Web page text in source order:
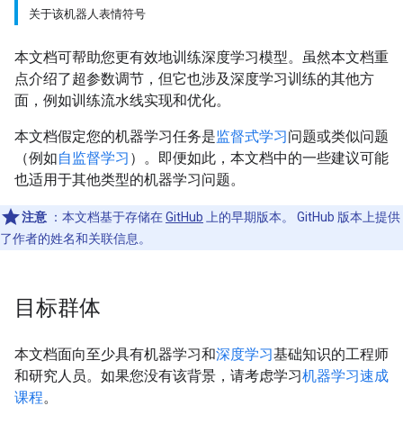
关于该机器人表情符号
本文档可帮助您更有效地训练深度学习模型。虽然本文档重
点介绍了超参数调节，但它也涉及深度学习训练的其他方
面，例如训练流水线实现和优化。
本文档假定您的机器学习任务是监督式学习问题或类似问题
（例如自监督学习 ）。即便如此，本文档中的一些建议可能
也适用于其他类型的机器学习问题。
注意 ：本文档基于存储在GitHub 上的早期版本。 GitHub 版本上提供
了作者的姓名和关联信息。
目标群体
本文档面向至少具有机器学习和深度学习基础知识的工程师
和研究人员。如果您没有该背景，请考虑学习机器学习速成
课程。